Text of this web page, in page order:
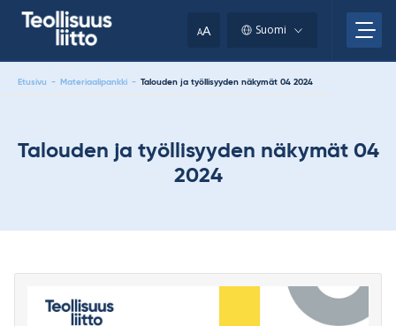
AA Suomi
Etusivu - Materiaalipankki - Talouden ja työllisyyden näkymät 04 2024
Talouden ja työllisyyden näkymät 04
2024
clipboard.)